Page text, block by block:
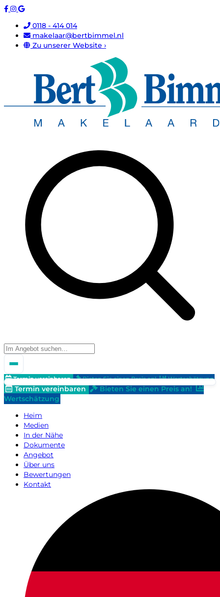
0118 - 414 014
makelaar@bertbimmel.nl
Zu unserer Website ›
Termin vereinbaren Bieten Sie einen Preis an! Wertschätzung
Termin vereinbaren
Bieten Sie einen Preis an!
Wertschätzung
Heim
Medien
In der Nähe
Dokumente
Angebot
Über uns
Bewertungen
Kontakt